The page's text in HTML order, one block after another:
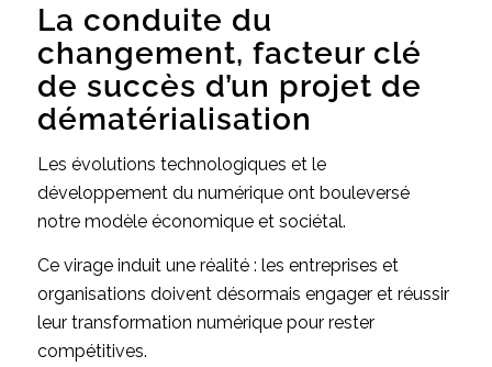
La conduite du
changement, facteur clé
de succès d’un projet de
dématérialisation
Les évolutions technologiques et le
développement du numérique ont bouleversé
notre modèle économique et sociétal.
Ce virage induit une réalité : les entreprises et
organisations doivent désormais engager et réussir
leur transformation numérique pour rester
compétitives.